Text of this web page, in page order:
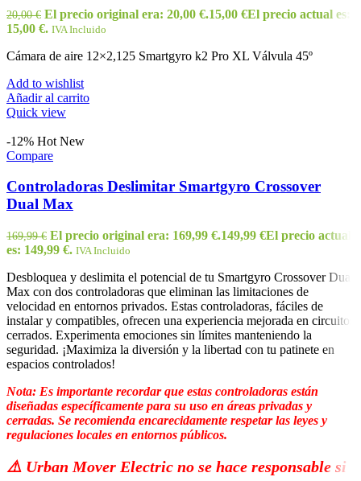
20,00€ El precio original era: 20,00 €.15,00 €El precio actual es:
15,00 €. IVA Incluido
Cámara de aire 12×2,125 Smartgyro k2 Pro XL Válvula 45º
Add to wishlist
Añadir al carrito
Quick view
-12% Hot New
Compare
Controladoras Deslimitar Smartgyro Crossover
Dual Max
169,99€ El precio original era: 169,99 €.149,99 €El precio actual
es: 149,99 €. IVA Incluido
Desbloquea y deslimita el potencial de tu Smartgyro Crossover Dual
Max con dos controladoras que eliminan las limitaciones de
velocidad en entornos privados. Estas controladoras, fáciles de
instalar y compatibles, ofrecen una experiencia mejorada en circuitos
cerrados. Experimenta emociones sin límites manteniendo la
seguridad. ¡Maximiza la diversión y la libertad con tu patinete en
espacios controlados!
Nota: Es importante recordar que estas controladoras están
diseñadas específicamente para su uso en áreas privadas y
cerradas. Se recomienda encarecidamente respetar las leyes y
regulaciones locales en entornos públicos.
⚠️​ Urban Mover Electric no se hace responsable si